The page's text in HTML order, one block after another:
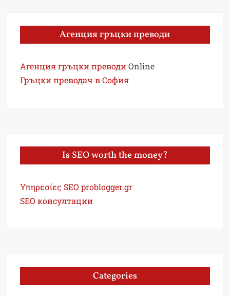
Агенция гръцки преводи
Агенция гръцки преводи Online
Гръцки преводач в София
Is SEO worth the money?
Υπηρεσίες SEO problogger.gr
SEO консултации
Categories